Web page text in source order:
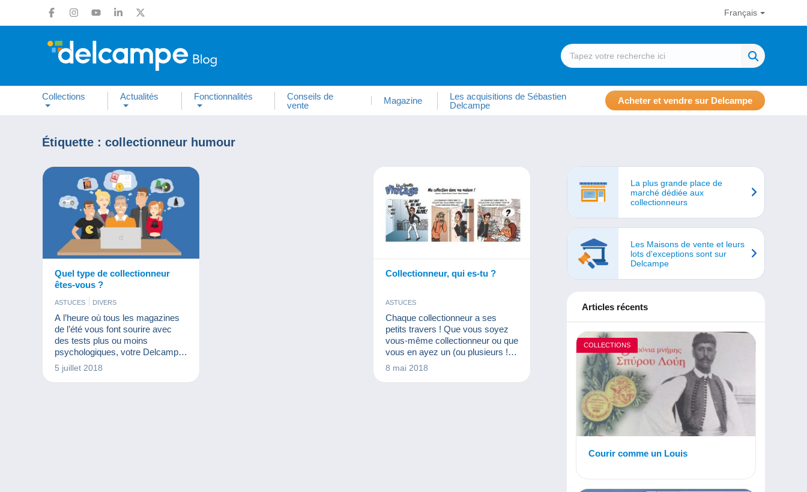
Français
Collections Actualités Fonctionnalités
Conseils de
vente
Magazine
Les acquisitions de Sébastien
Delcampe
Acheter et vendre sur Delcampe
Étiquette : collectionneur humour
Quel type de collectionneur
êtes-vous ?
ASTUCES DIVERS
A l’heure où tous les magazines
de l’été vous font sourire avec
des tests plus ou moins
psychologiques, votre Delcampe
Blog se met au goût du jour. Le
petit test ci-dessous est à faire
5 juillet 2018
Collectionneur, qui es-tu ?
ASTUCES
Chaque collectionneur a ses
petits travers ! Que vous soyez
vous-même collectionneur ou que
vous en ayez un (ou plusieurs !) à
la maison, voici un petit article
8 mai 2018
La plus grande place de
marché dédiée aux
collectionneurs
Les Maisons de vente et leurs
lots d'exceptions sont sur
Delcampe
Articles récents
COLLECTIONS
Courir comme un Louis